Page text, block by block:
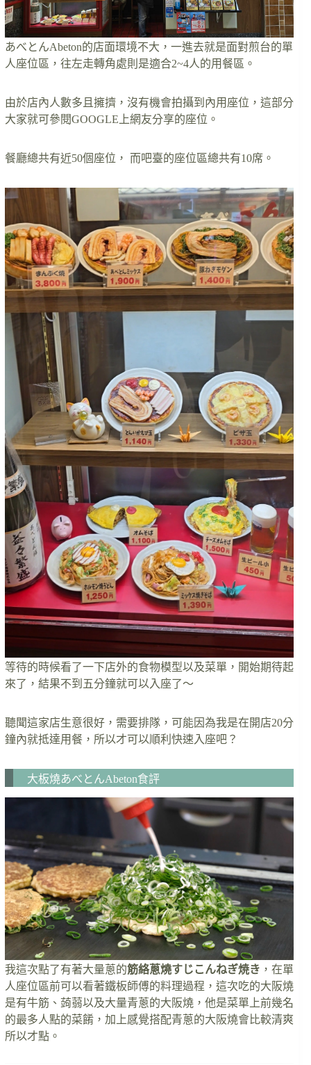
あべとんAbeton的店面環境不大，一進去就是面對煎台的單
人座位區，往左走轉角處則是適合2~4人的用餐區。
由於店內人數多且擁擠，沒有機會拍攝到內用座位，這部分
大家就可參閱GOOGLE上網友分享的座位。
餐廳總共有近50個座位， 而吧臺的座位區總共有10席。
等待的時候看了一下店外的食物模型以及菜單，開始期待起
來了，結果不到五分鐘就可以入座了～
聽聞這家店生意很好，需要排隊，可能因為我是在開店20分
鐘內就抵達用餐，所以才可以順利快速入座吧？
大板燒あべとんAbeton食評
我這次點了有著大量蔥的筋絡蔥燒すじこんねぎ焼き ，在單
人座位區前可以看著鐵板師傅的料理過程，這次吃的大阪燒
是有牛筋、蒟蒻以及大量青蔥的大阪燒，他是菜單上前幾名
的最多人點的菜餚，加上感覺搭配青蔥的大阪燒會比較清爽
所以才點。